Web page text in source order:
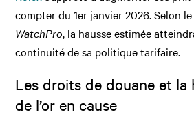
compter du 1er janvier 2026. Selon
WatchPro, la hausse estimée
continuité de sa politique tarifaire.
Les droits de douane et la
de l’or en cause